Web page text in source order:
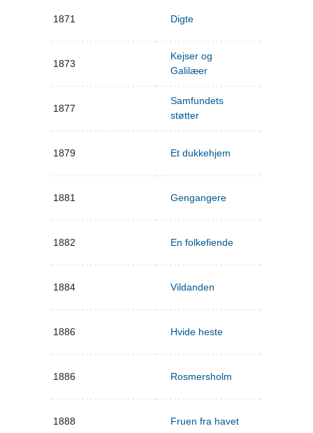
1871 Digte
1873
Kejser og
Galilæer
1877
Samfundets
støtter
1879 Et dukkehjem
1881 Gengangere
1882 En folkefiende
1884 Vildanden
1886 Hvide heste
1886 Rosmersholm
1888 Fruen fra havet